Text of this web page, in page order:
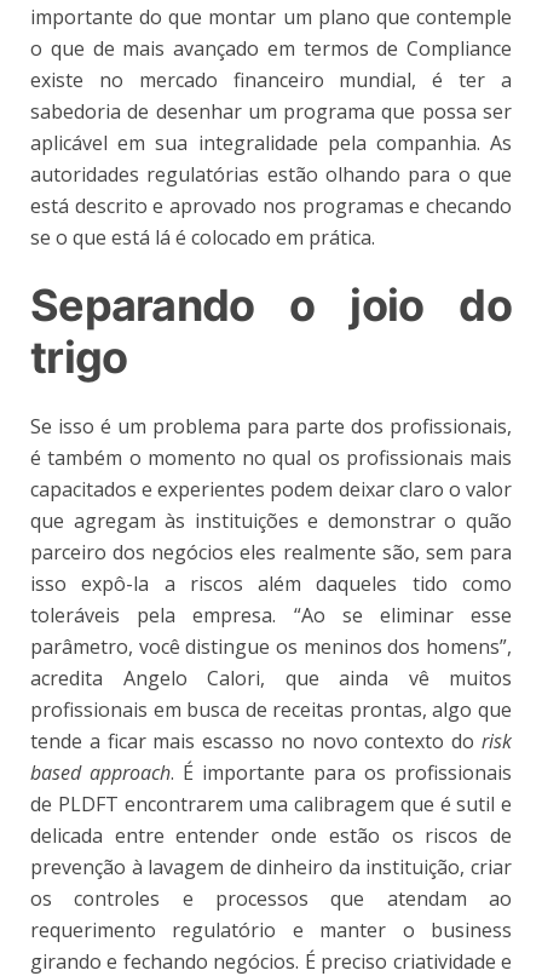
importante do que montar um plano que contemple
o que de mais avançado em termos de Compliance
existe no mercado financeiro mundial, é ter a
sabedoria de desenhar um programa que possa ser
aplicável em sua integralidade pela companhia. As
autoridades regulatórias estão olhando para o que
está descrito e aprovado nos programas e checando
se o que está lá é colocado em prática.
Separando o joio do
trigo
Se isso é um problema para parte dos profissionais,
é também o momento no qual os profissionais mais
capacitados e experientes podem deixar claro o valor
que agregam às instituições e demonstrar o quão
parceiro dos negócios eles realmente são, sem para
isso expô-la a riscos além daqueles tido como
toleráveis pela empresa. “Ao se eliminar esse
parâmetro, você distingue os meninos dos homens”,
acredita Angelo Calori, que ainda vê muitos
profissionais em busca de receitas prontas, algo que
tende a ficar mais escasso no novo contexto do risk
based approach. É importante para os profissionais
de PLDFT encontrarem uma calibragem que é sutil e
delicada entre entender onde estão os riscos de
prevenção à lavagem de dinheiro da instituição, criar
os controles e processos que atendam ao
requerimento regulatório e manter o business
girando e fechando negócios. É preciso criatividade e